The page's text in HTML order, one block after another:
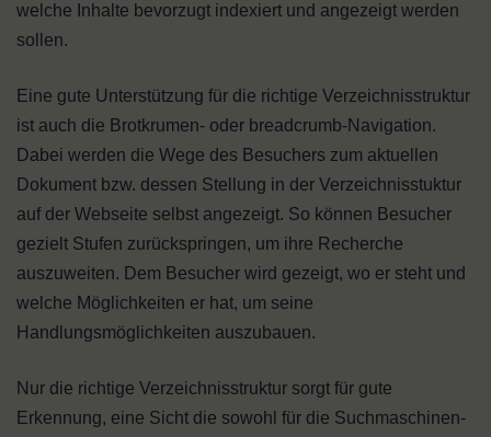
welche Inhalte bevorzugt indexiert und angezeigt werden
sollen.
Eine gute Unterstützung für die richtige Verzeichnisstruktur
ist auch die Brotkrumen- oder breadcrumb-Navigation.
Dabei werden die Wege des Besuchers zum aktuellen
Dokument bzw. dessen Stellung in der Verzeichnisstuktur
auf der Webseite selbst angezeigt. So können Besucher
gezielt Stufen zurückspringen, um ihre Recherche
auszuweiten. Dem Besucher wird gezeigt, wo er steht und
welche Möglichkeiten er hat, um seine
Handlungsmöglichkeiten auszubauen.
Nur die richtige Verzeichnisstruktur sorgt für gute
Erkennung, eine Sicht die sowohl für die Suchmaschinen-